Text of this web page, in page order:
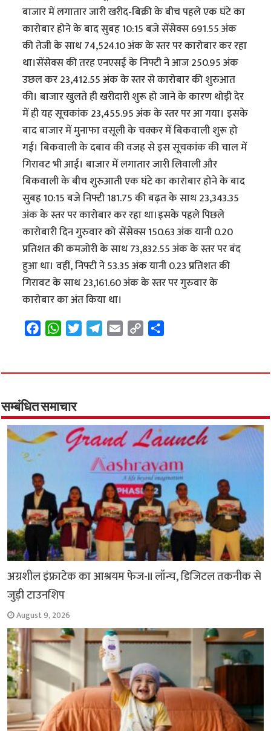
बाजार में लगातार जारी खरीद-बिक्री के बीच पहले एक घंटे का
कारोबार होने के बाद सुबह 10:15 बजे सेंसेक्स 691.55 अंक
की तेजी के साथ 74,524.10 अंक के स्तर पर कारोबार कर रहा
था।सेंसेक्स की तरह एनएसई के निफ्टी ने आज 250.95 अंक
उछल कर 23,412.55 अंक के स्तर से कारोबार की शुरुआत
की। बाजार खुलते ही खरीदारी शुरू हो जाने के कारण थोड़ी देर
में ही यह सूचकांक 23,455.95 अंक के स्तर पर आ गया। इसके
बाद बाजार में मुनाफा वसूली के चक्कर में बिकवाली शुरू हो
गई। बिकवाली के दबाव की वजह से इस सूचकांक की चाल में
गिरावट भी आई। बाजार में लगातार जारी लिवाली और
बिकवाली के बीच शुरुआती एक घंटे का कारोबार होने के बाद
सुबह 10:15 बजे निफ्टी 181.75 की बढ़त के साथ 23,343.35
अंक के स्तर पर कारोबार कर रहा था।इसके पहले पिछले
कारोबारी दिन गुरुवार को सेंसेक्स 150.63 अंक यानी 0.20
प्रतिशत की कमजोरी के साथ 73,832.55 अंक के स्तर पर बंद
हुआ था। वहीं, निफ्टी ने 53.35 अंक यानी 0.23 प्रतिशत की
गिरावट के साथ 23,161.60 अंक के स्तर पर गुरुवार के
कारोबार का अंत किया था।
F
e
o
o
k
W
t
A
p
p
T
t
r
T
e
a
m
E
i
C
y
n
k
r
सम्बंधित समाचार
अग्रशील इंफ्राटेक का आश्रयम फेज-II लॉन्च, डिजिटल तकनीक से
जुड़ी टाउनशिप
August 9, 2026